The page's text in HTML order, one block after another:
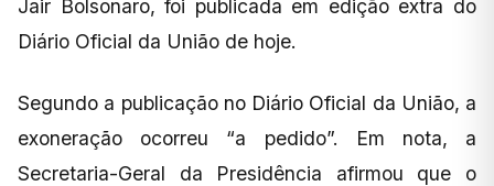
Jair Bolsonaro, foi publicada em edição extra do
Diário Oficial da União de hoje.
Segundo a publicação no Diário Oficial da União, a
exoneração ocorreu “a pedido”. Em nota, a
Secretaria-Geral da Presidência afirmou que o